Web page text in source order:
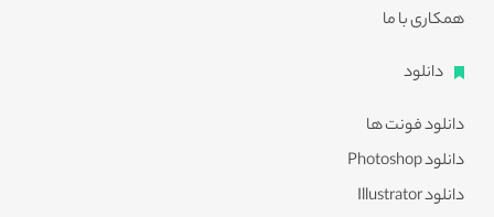
همکاری با ما
دانلود
دانلود فونت ها
دانلود Photoshop
دانلود Illustrator